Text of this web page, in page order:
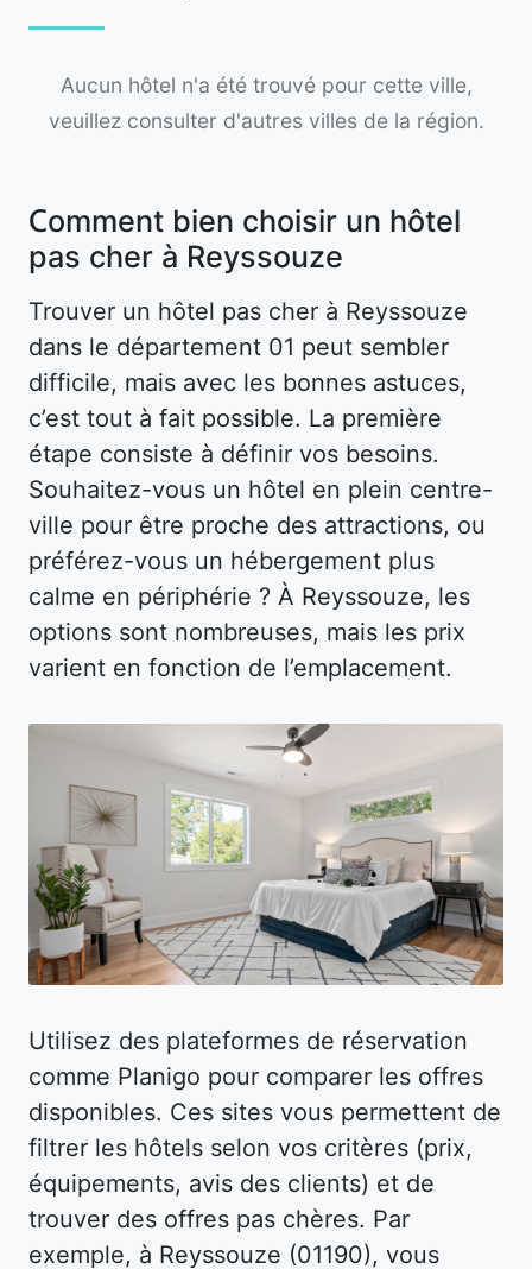
Aucun hôtel n'a été trouvé pour cette ville,
veuillez consulter d'autres villes de la région.
Comment bien choisir un hôtel
pas cher à Reyssouze
Trouver un hôtel pas cher à Reyssouze
dans le département 01 peut sembler
difficile, mais avec les bonnes astuces,
c’est tout à fait possible. La première
étape consiste à définir vos besoins.
Souhaitez-vous un hôtel en plein centre-
ville pour être proche des attractions, ou
préférez-vous un hébergement plus
calme en périphérie ? À Reyssouze, les
options sont nombreuses, mais les prix
varient en fonction de l’emplacement.
Utilisez des plateformes de réservation
comme Planigo pour comparer les offres
disponibles. Ces sites vous permettent de
filtrer les hôtels selon vos critères (prix,
équipements, avis des clients) et de
trouver des offres pas chères. Par
exemple, à Reyssouze (01190), vous